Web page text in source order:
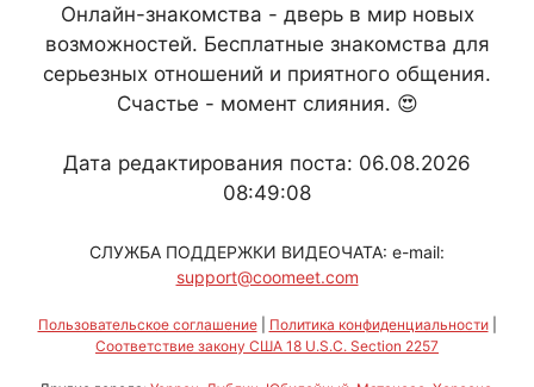
Онлайн-знакомства - дверь в мир новых
возможностей. Бесплатные знакомства для
серьезных отношений и приятного общения.
Счастье - момент слияния. 😍
Дата редактирования поста: 06.08.2026
08:49:08
СЛУЖБА ПОДДЕРЖКИ ВИДЕОЧАТА: e-mail:
support@coomeet.com
Пользовательское соглашение| Политика конфиденциальности|
Соответствие закону США 18 U.S.C. Section 2257